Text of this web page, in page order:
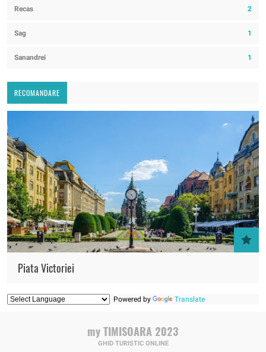
Recas 2
Sag 1
Sanandrei 1
RECOMANDARE
Piata Victoriei
Powered by Translate
my TIMISOARA 2023
GHID TURISTIC ONLINE